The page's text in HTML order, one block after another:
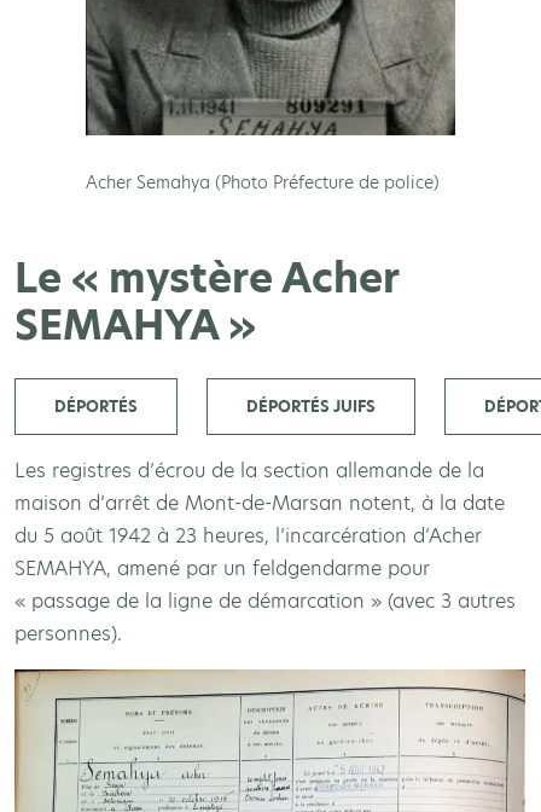
Acher Semahya (Photo Préfecture de police)
Le « mystère Acher
SEMAHYA »
DÉPORTÉS DÉPORTÉS JUIFS
Les registres d’écrou de la section allemande de la
maison d’arrêt de Mont-de-Marsan notent, à la date
du 5 août 1942 à 23 heures, l’incarcération d’Acher
SEMAHYA, amené par un feldgendarme pour
« passage de la ligne de démarcation » (avec 3 autres
personnes).